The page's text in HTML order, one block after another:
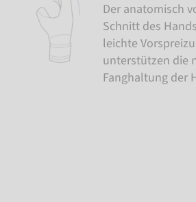
Der anatomisch
Schnitt des
leichte
unterstützen die
Fanghaltung der